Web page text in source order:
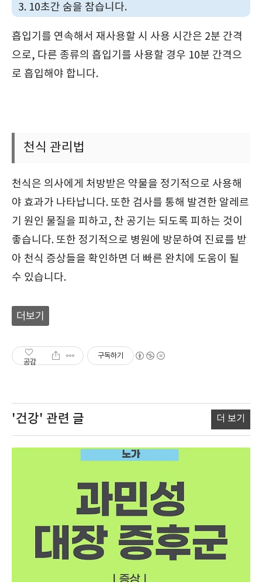
10초간 숨을 참습니다.
흡입기를 연속해서 재사용할 시 사용 시간은 2분 간격
으로, 다른 종류의 흡입기를 사용할 경우 10분 간격으
로 흡입해야 합니다.
천식 관리법
천식은 의사에게 처방받은 약물을 정기적으로 사용해
야 효과가 나타납니다. 또한 검사를 통해 발견한 알레르
기 원인 물질을 피하고, 찬 공기는 되도록 피하는 것이
좋습니다. 또한 정기적으로 병원에 방문하여 진료를 받
아 천식 증상들을 확인하면 더 빠른 완치에 도움이 될
수 있습니다.
더보기
공감
구독하기
'건강' 관련 글 더 보기